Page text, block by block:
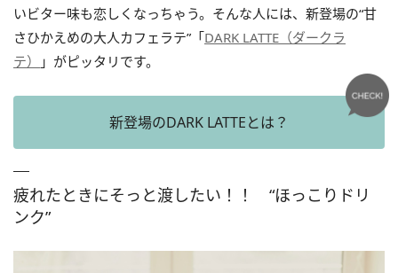
いビター味も恋しくなっちゃう。そんな人には、新登場の“甘
さひかえめの大人カフェラテ”「DARK LATTE（ダークラ
テ）
」がピッタリです。
新登場のDARK LATTEとは？
疲れたときにそっと渡したい！！ “ほっこりドリ
ンク”